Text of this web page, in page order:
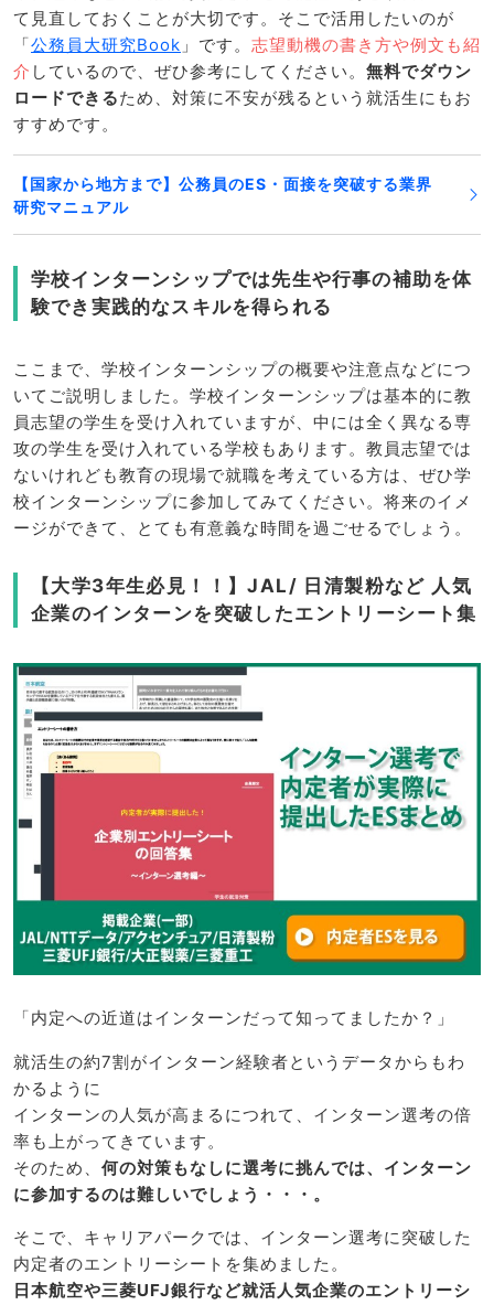
て見直しておくことが大切です。そこで活用したいのが
「公務員大研究Book 」です。 志望動機の書き方や例文も紹
介 しているので、ぜひ参考にしてください。 無料でダウン
ロードできるため、対策に不安が残るという就活生にもお
すすめです。
【国家から地方まで】公務員のES・面接を突破する業界
研究マニュアル
学校インターンシップでは先生や行事の補助を体
験でき実践的なスキルを得られる
ここまで、学校インターンシップの概要や注意点などにつ
いてご説明しました。学校インターンシップは基本的に教
員志望の学生を受け入れていますが、中には全く異なる専
攻の学生を受け入れている学校もあります。教員志望では
ないけれども教育の現場で就職を考えている方は、ぜひ学
校インターンシップに参加してみてください。将来のイメ
ージができて、とても有意義な時間を過ごせるでしょう。
【大学3年生必見！！】JAL/ 日清製粉など 人気
企業のインターンを突破したエントリーシート集
「内定への近道はインターンだって知ってましたか？」
就活生の約7割がインターン経験者というデータからもわ
かるように
インターンの人気が高まるにつれて、インターン選考の倍
率も上がってきています。
そのため、 何の対策もなしに選考に挑んでは、インターン
に参加するのは難しいでしょう・・・。
そこで、キャリアパークでは、インターン選考に突破した
内定者のエントリーシートを集めました。
日本航空や三菱UFJ銀行など就活人気企業のエントリーシ